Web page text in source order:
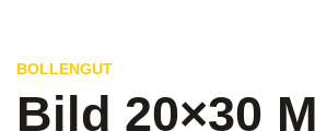
BOLLENGUT
Bild 20×30